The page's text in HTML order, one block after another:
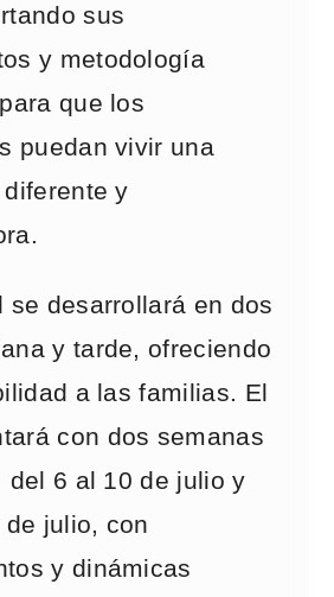
sus
y metodología
que los
puedan vivir una
y
se desarrollará en dos
y tarde, ofreciendo
a las familias. El
con dos semanas
del 6 al 10 de julio y
julio, con
y dinámicas